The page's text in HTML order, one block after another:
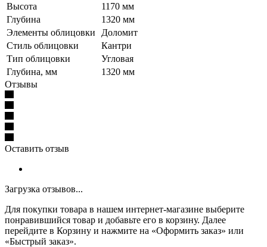
Высота
1170 мм
Глубина
1320 мм
Элементы облицовки
Доломит
Стиль облицовки
Кантри
Тип облицовки
Угловая
Глубина, мм
1320 мм
Отзывы
Оставить отзыв
Загрузка отзывов...
Для покупки товара в нашем интернет-магазине выберите
понравившийся товар и добавьте его в корзину. Далее
перейдите в Корзину и нажмите на «Оформить заказ» или
«Быстрый заказ».